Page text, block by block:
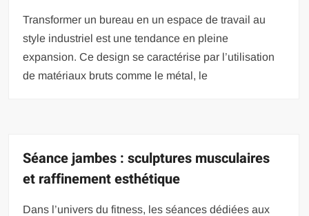
Transformer un bureau en un espace de travail au
style industriel est une tendance en pleine
expansion. Ce design se caractérise par l’utilisation
de matériaux bruts comme le métal, le
Séance jambes : sculptures musculaires
et raffinement esthétique
Dans l’univers du fitness, les séances dédiées aux